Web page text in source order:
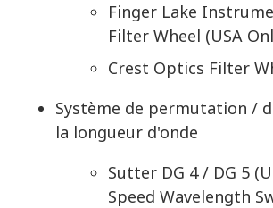
Finger Lake
Filter Wheel (USA
Crest Optics Filter
Système de permutation /
la longueur d'onde
Sutter DG 4 / DG 5
Speed Wavelength